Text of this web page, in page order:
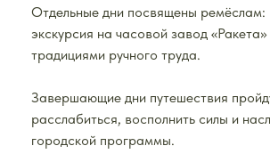
Отдельные дни посвящены ремёслам:
экскурсия на часовой завод
традициями ручного труда.
Завершающие дни путешествия
расслабиться, восполнить силы и
городской программы.